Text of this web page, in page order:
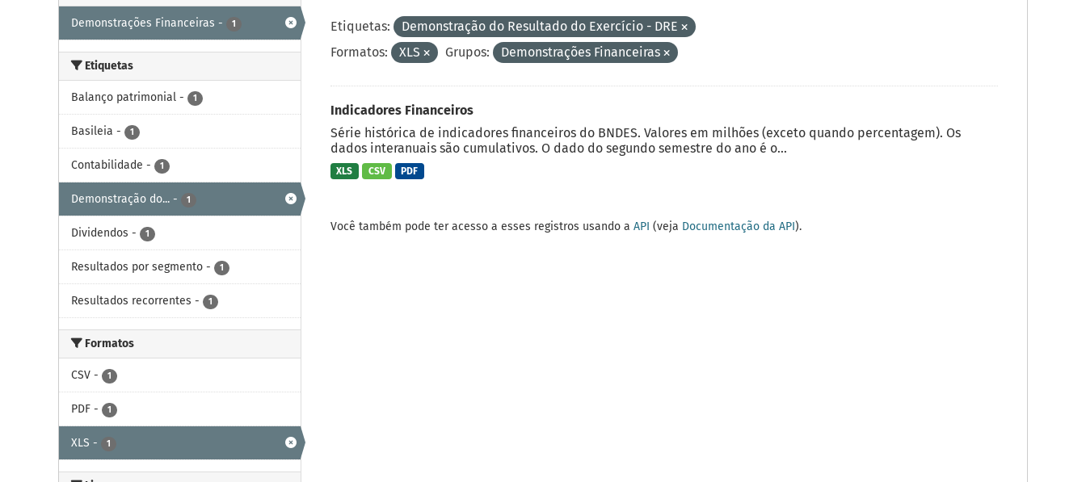
Demonstrações Financeiras - 1
Etiquetas
Balanço patrimonial - 1
Basileia - 1
Contabilidade - 1
Demonstração do... - 1
Dividendos - 1
Resultados por segmento - 1
Resultados recorrentes - 1
Formatos
CSV - 1
PDF - 1
XLS - 1
Etiquetas:
Demonstração do Resultado do Exercício - DRE
Formatos:
XLS Grupos: Demonstrações Financeiras
Indicadores Financeiros
Série histórica de indicadores financeiros do BNDES. Valores em milhões (exceto quando percentagem). Os
dados interanuais são cumulativos. O dado do segundo semestre do ano é o...
XLS CSV PDF
Você também pode ter acesso a esses registros usando a API (veja Documentação da API).